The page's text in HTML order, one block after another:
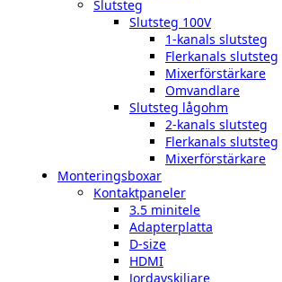
Slutsteg
Slutsteg 100V
1-kanals slutsteg
Flerkanals slutsteg
Mixerförstärkare
Omvandlare
Slutsteg lågohm
2-kanals slutsteg
Flerkanals slutsteg
Mixerförstärkare
Monteringsboxar
Kontaktpaneler
3.5 minitele
Adapterplatta
D-size
HDMI
Jordavskiljare